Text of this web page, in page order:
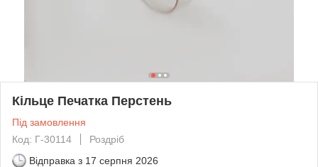
Кільце Печатка Перстень
Під замовлення
Код: Г-30114
Роздріб
Відправка з 17 серпня 2026